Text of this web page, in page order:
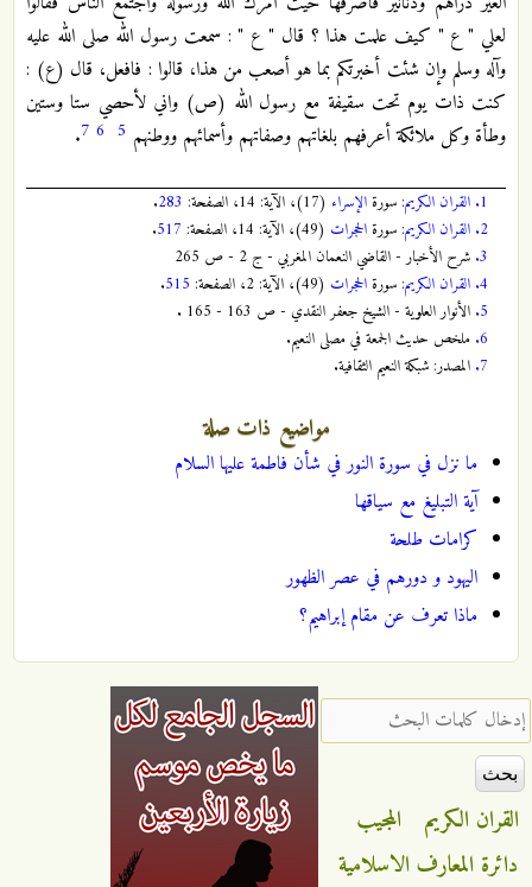
لعلي " ع " كيف علمت هذا ؟ قال " ع " : سمعت رسول الله صلى الله عليه
وآله وسلم وإن شئت أخبرتكم بما هو أصعب من هذا، قالوا : فافعل، قال (ع) :
كنت ذات يوم تحت سقيفة مع رسول الله (ص) واني لأحصي ستا وستين
وطأة وكل ملائكة أعرفهم بلغاتهم وصفاتهم وأسمائهم ووطنهم 5
6
7
.
1. القران الكريم: سورةالإسراء (17)، الآية: 14، الصفحة: 283
.
2. القران الكريم: سورةالحجرات (49)، الآية: 14، الصفحة: 517
.
3. شرح الأخبار - القاضي النعمان المغربي - ج 2 - ص 265
4. القران الكريم: سورةالحجرات (49)، الآية: 2، الصفحة: 515
.
5. الأنوار العلوية - الشيخ جعفر النقدي - ص 163 - 165 .
6. ملخص حديث الجمعة في مصلى النعيم.
7. المصدر: شبكة النعيم الثقافية.
مواضيع ذات صلة
ما نزل في سورة النور في شأن فاطمة عليها السلام
آية التبليغ مع سياقها
كرامات طلحة
اليهود و دورهم في عصر الظهور
ماذا تعرف عن مقام إبراهيم؟
‏إدخال كلمات البحث ‏
القران الكريم
المجيب
دائرة المعارف الاسلامية